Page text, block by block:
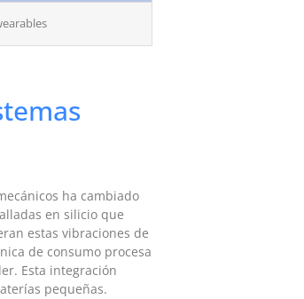
ha cambiado
en silicio que
estas vibraciones de
de consumo procesa
Esta integración
pequeñas.